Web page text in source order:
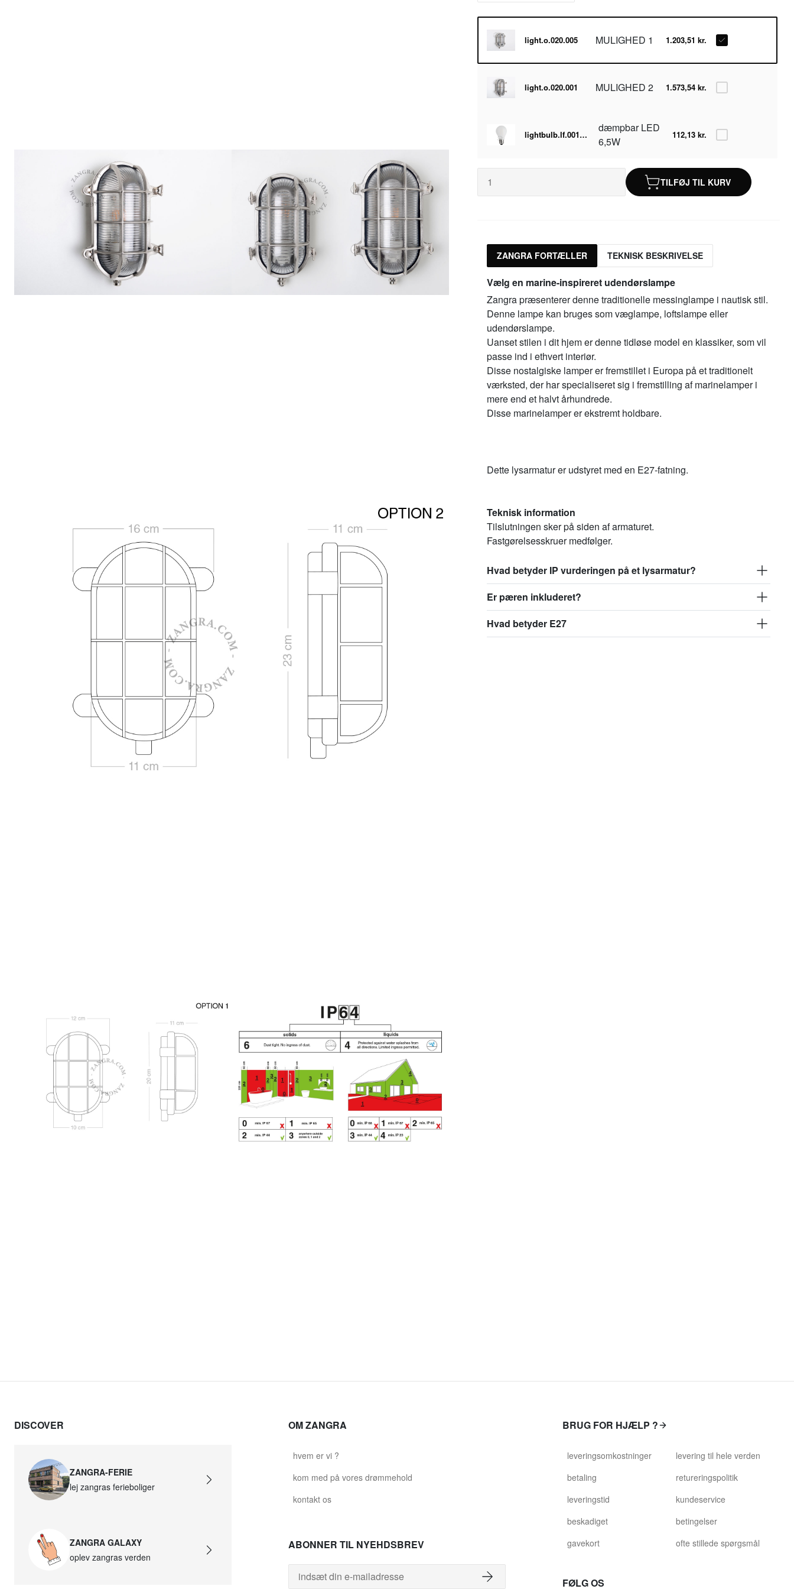
light.o.020.005 MULIGHED 1 1.203,51 kr.
light.o.020.001 MULIGHED 2 1.573,54 kr.
lightbulb.lf.001.05.060-2700k
dæmpbar LED
6,5W
112,13 kr.
TILFØJ TIL KURV
ZANGRA FORTÆLLER TEKNISK BESKRIVELSE
Vælg en marine-inspireret udendørslampe
Zangra præsenterer denne traditionelle messinglampe i nautisk stil.
Denne lampe kan bruges som væglampe, loftslampe eller
udendørslampe.
Uanset stilen i dit hjem er denne tidløse model en klassiker, som vil
passe ind i ethvert interiør.
Disse nostalgiske lamper er fremstillet i Europa på et traditionelt
værksted, der har specialiseret sig i fremstilling af marinelamper i
mere end et halvt århundrede.
Disse marinelamper er ekstremt holdbare.
Dette lysarmatur er udstyret med en E27-fatning.
Teknisk information
Tilslutningen sker på siden af armaturet.
Fastgørelsesskruer medfølger.
Hvad betyder IP vurderingen på et lysarmatur?
Er pæren inkluderet?
Hvad betyder E27
DISCOVER
ZANGRA-FERIE
lej zangras ferieboliger
ZANGRA GALAXY
oplev zangras verden
OM ZANGRA
hvem er vi ?
kom med på vores drømmehold
kontakt os
ABONNER TIL NYEHDSBREV
BRUG FOR HJÆLP ?
leveringsomkostninger
betaling
leveringstid
beskadiget
gavekort
levering til hele verden
retureringspolitik
kundeservice
betingelser
ofte stillede spørgsmål
FØLG OS